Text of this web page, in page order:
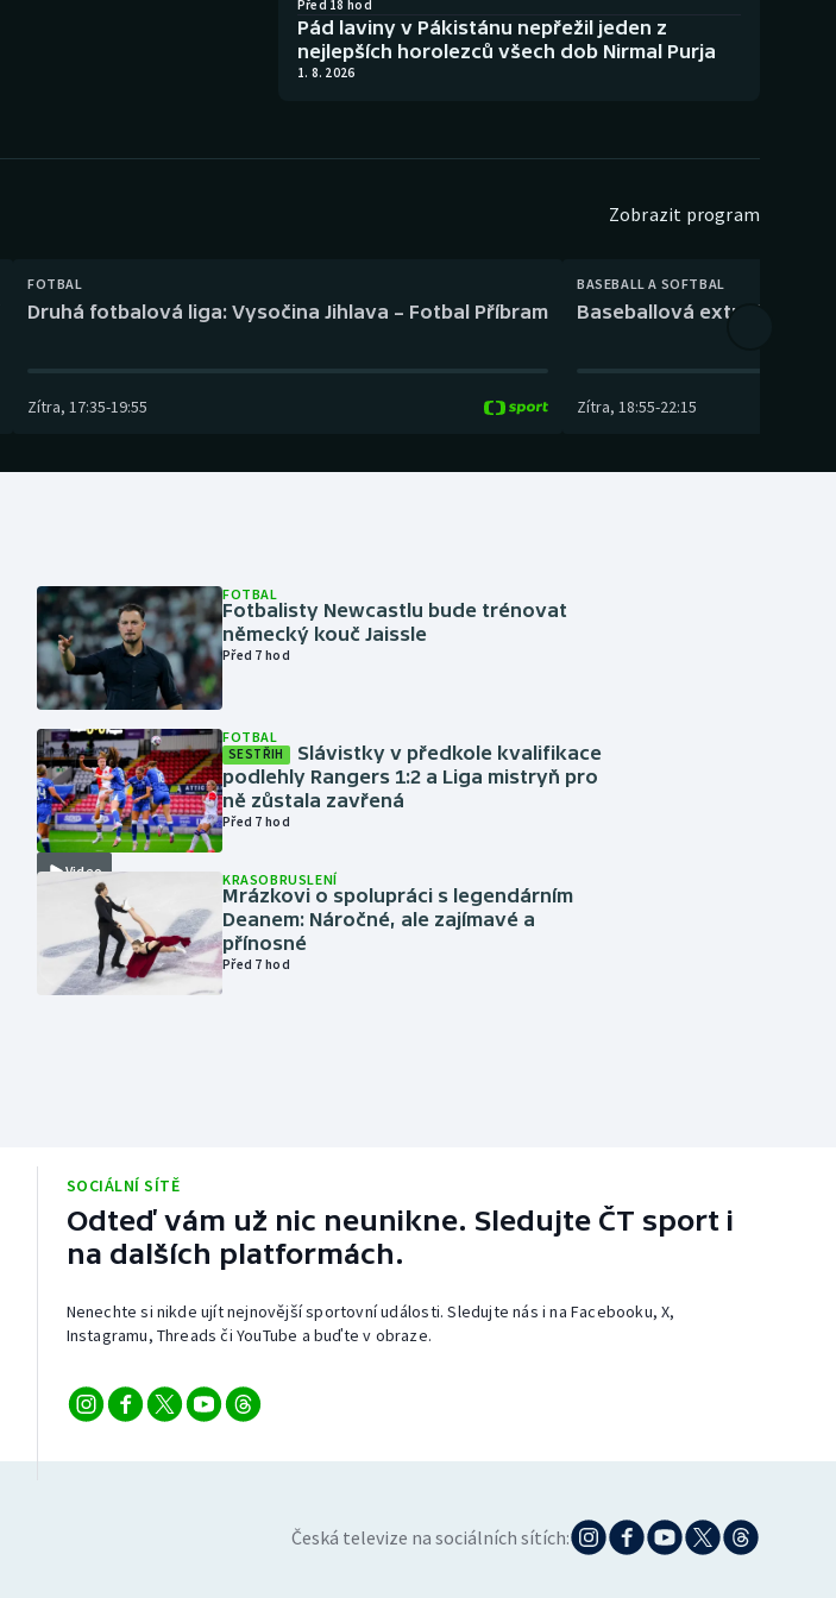
Před 18 hod
Pád laviny v Pákistánu nepřežil jeden z
nejlepších horolezců všech dob Nirmal Purja
1. 8. 2026
Zobrazit program
FOTBAL
Druhá fotbalová liga: Vysočina Jihlava – Fotbal Příbram
Zítra, 17:35-19:55
BASEBALL A SOFTBAL
Baseballová extraliga:
Zítra, 18:55-22:15
FOTBAL
Fotbalisty Newcastlu bude trénovat
německý kouč Jaissle
Před 7 hod
Video
FOTBAL
SESTŘIH
Slávistky v předkole kvalifikace
podlehly Rangers 1:2 a Liga mistryň pro
ně zůstala zavřená
Před 7 hod
KRASOBRUSLENÍ
Mrázkovi o spolupráci s legendárním
Deanem: Náročné, ale zajímavé a
přínosné
Před 7 hod
SOCIÁLNÍ SÍTĚ
Odteď vám už nic neunikne. Sledujte ČT sport i
na dalších platformách.
Nenechte si nikde ujít nejnovější sportovní události. Sledujte nás i na Facebooku, X,
Instagramu, Threads či YouTube a buďte v obraze.
Česká televize na sociálních sítích: